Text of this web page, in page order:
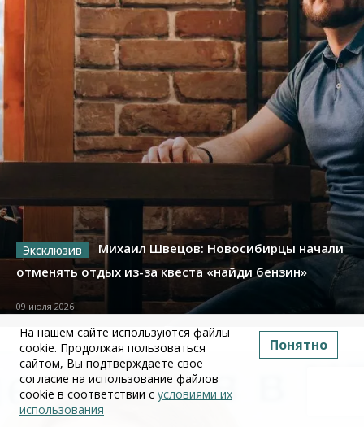
Михаил Швецов: Новосибирцы начали
отменять отдых из-за квеста «найди бензин»
09 июля 2026
На нашем сайте используются файлы
cookie. Продолжая пользоваться
сайтом, Вы подтверждаете свое
согласие на использование файлов
cookie в соответствии с условиями их
использования
Понятно